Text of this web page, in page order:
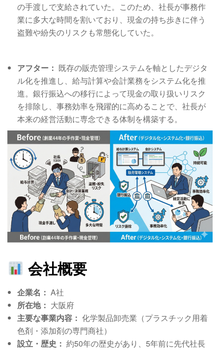
の手渡しで支給されていた。このため、社長が事務作
業に多大な時間を割いており、現金の持ち歩きに伴う
盗難や紛失のリスクも常態化していた。
アフター： 既存の販売管理システムを軸としたデジタ
ル化を推進し、給与計算や会計業務をシステム化を推
進。銀行振込への移行によって現金の取り扱いリスク
を排除し、事務効率を飛躍的に高めることで、社長が
本来の経営活動に専念できる体制を構築する。
会社概要
企業名： A社
所在地： 大阪府
主要な事業内容： 化学製品卸売業（プラスチック用着
色剤・添加剤の専門商社）
設立・歴史： 約50年の歴史があり、5年前に先代社長